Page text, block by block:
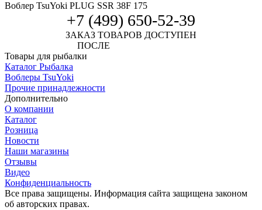
Воблер TsuYoki PLUG SSR 38F 175
+7 (499) 650-52-39
ЗАКАЗ ТОВАРОВ ДОСТУПЕН
ПОСЛЕ
Товары для рыбалки
Каталог Рыбалка
Воблеры TsuYoki
Прочие принадлежности
Дополнительно
О компании
Каталог
Розница
Новости
Наши магазины
Отзывы
Видео
Конфиденциальность
Все права защищены. Информация сайта защищена законом
об авторских правах.